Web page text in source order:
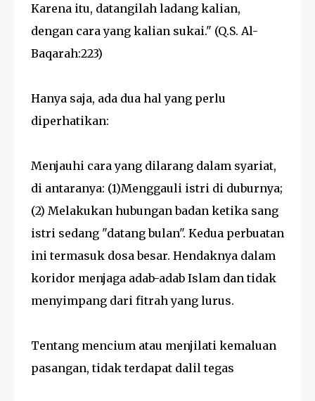
Karena itu, datangilah ladang kalian,
dengan cara yang kalian sukai." (Q.S. Al-
Baqarah:223)
Hanya saja, ada dua hal yang perlu
diperhatikan:
Menjauhi cara yang dilarang dalam syariat,
di antaranya: (1)Menggauli istri di duburnya;
(2) Melakukan hubungan badan ketika sang
istri sedang "datang bulan". Kedua perbuatan
ini termasuk dosa besar. Hendaknya dalam
koridor menjaga adab-adab Islam dan tidak
menyimpang dari fitrah yang lurus.
Tentang mencium atau menjilati kemaluan
pasangan, tidak terdapat dalil tegas